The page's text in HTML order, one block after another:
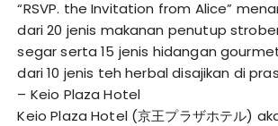
“RSVP. the Invitation from Alice”
dari 20 jenis makanan penutup
segar serta 15 jenis hidangan
dari 10 jenis teh herbal disajikan di
– Keio Plaza Hotel
Keio Plaza Hotel (京王プラザホテル)